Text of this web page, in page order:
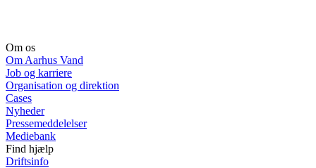
Om os
Om Aarhus Vand
Job og karriere
Organisation og direktion
Cases
Nyheder
Pressemeddelelser
Mediebank
Find hjælp
Driftsinfo